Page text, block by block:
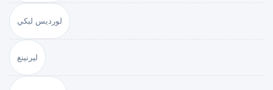
لورديس لبكي
ليرنينغ